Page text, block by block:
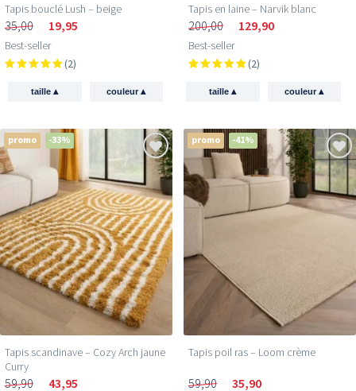
Tapis bouclé Lush – beige
35,00 19,95
Best-seller
(2)
taille▴ couleur▴
Tapis en laine – Narvik blanc
200,00 129,90
Best-seller
(2)
taille▴ couleur▴
promo -33%
Tapis scandinave – Cozy Arch jaune
Curry
59,90 43,95
promo -41%
Tapis poil ras​ – Loom crème
59,90 35,90